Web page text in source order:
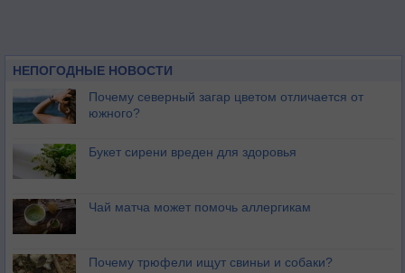
НЕПОГОДНЫЕ НОВОСТИ
Почему северный загар цветом отличается от
южного?
Букет сирени вреден для здоровья
Чай матча может помочь аллергикам
Почему трюфели ищут свиньи и собаки?